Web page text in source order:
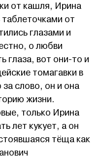
от кашля, Ирина
от
глазами и
о любви
глаза, вот они-то и
томагавки в
слово, он и она
жизни.
только Ирина
лет кукует, а он
тёща как